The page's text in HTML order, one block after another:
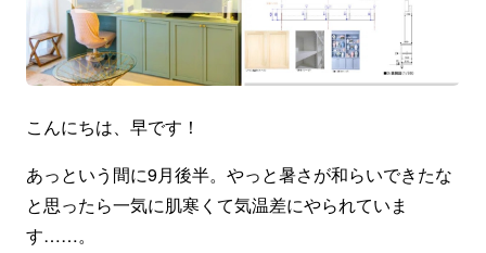
こんにちは、早です！
あっという間に9月後半。やっと暑さが和らいできたな
と思ったら一気に肌寒くて気温差にやられていま
す……。